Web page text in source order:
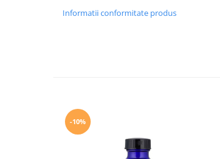
Informatii conformitate produs
-10%